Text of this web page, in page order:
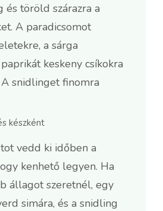
és töröld szárazra a
A paradicsomot
a sárga
keskeny csíkokra
snidlinget finomra
készként
vedd ki időben a
kenhető legyen. Ha
állagot szeretnél, egy
simára, és a snidling